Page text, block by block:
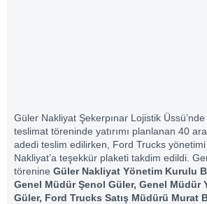
Güler Nakliyat Şekerpınar Lojistik
teslimat töreninde yatırımı planlanan 40
adedi teslim edilirken, Ford Trucks
Nakliyat’a teşekkür plaketi takdim edildi.
törenine Güler Nakliyat Yönetim Kurulu
Genel Müdür Şenol Güler, Genel Müdür
Güler, Ford Trucks Satış Müdürü Murat